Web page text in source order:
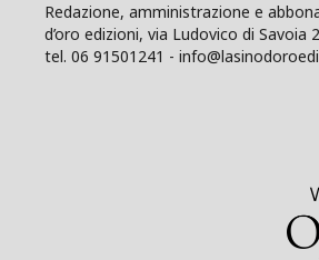
Redazione, amministrazione e
d’oro edizioni, via Ludovico di Savoia
tel. 06 91501241 -